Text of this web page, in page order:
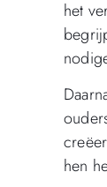
het
hen